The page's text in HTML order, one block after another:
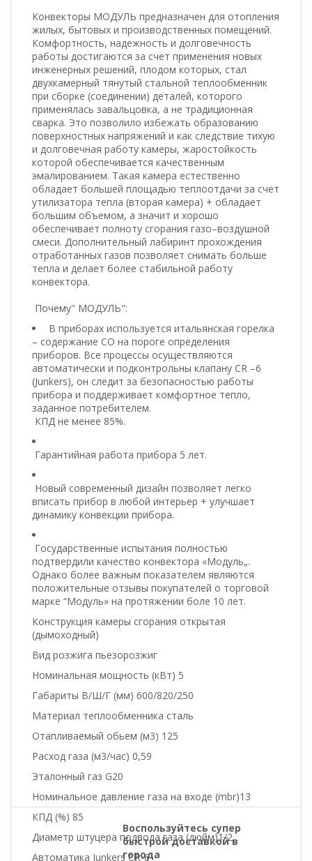
Конвекторы МОДУЛЬ предназначен для отопления
жилых, бытовых и производственных помещений.
Комфортность, надежность и долговечность
работы достигаются за счет применения новых
инженерных решений, плодом которых, стал
двухкамерный тянутый стальной теплообменник
при сборке (соединении) деталей, которого
применялась завальцовка, а не традиционная
сварка. Это позволило избежать образованию
поверхностных напряжений и как следствие тихую
и долговечная работу камеры, жаростойкость
которой обеспечивается качественным
эмалированием. Такая камера естественно
обладает большей площадью теплоотдачи за счет
утилизатора тепла (вторая камера) + обладает
большим объемом, а значит и хорошо
обеспечивает полноту сгорания газо–воздушной
смеси. Дополнительный лабиринт прохождения
отработанных газов позволяет снимать больше
тепла и делает более стабильной работу
конвектора.
Почему" МОДУЛЬ":
В приборах используется итальянская горелка
– содержание СО на пороге определения
приборов. Все процессы осуществляются
автоматически и подконтрольны клапану CR –6
(Junkers), он следит за безопасностью работы
прибора и поддерживает комфортное тепло,
заданное потребителем.
КПД не менее 85%.
Гарантийная работа прибора 5 лет.
Новый современный дизайн позволяет легко
вписать прибор в любой интерьер + улучшает
динамику конвекции прибора.
Государственные испытания полностью
подтвердили качество конвектора «Модуль„.
Однако более важным показателем являются
положительные отзывы покупателей о торговой
марке “Модуль» на протяжении боле 10 лет.
Конструкция камеры сгорания открытая
(дымоходный)
Вид розжига пьезорозжиг
Номинальная мощность (кВт) 5
Габариты В/Ш/Г (мм) 600/820/250
Материал теплообменника сталь
Отапливаемый обьем (м3) 125
Расход газа (м3/час) 0,59
Эталонный газ G20
Номинальное давление газа на входе (mbr)13
КПД (%) 85
Диаметр штуцера подвода газа (дюйм)1/2
Автоматика Junkers CR-6
Воспользуйтесь супер
быстрой доставкой в
города